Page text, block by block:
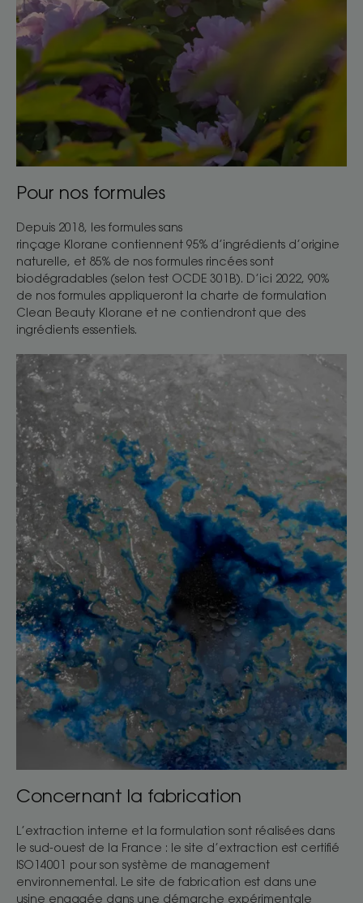
Pour nos formules
Depuis 2018, les formules sans
rinçage Klorane contiennent 95% d’ingrédients d’origine
naturelle, et 85% de nos formules rincées sont
biodégradables (selon test OCDE 301B). D’ici 2022, 90%
de nos formules appliqueront la charte de formulation
Clean Beauty Klorane et ne contiendront que des
ingrédients essentiels.
Concernant la fabrication
L’extraction interne et la formulation sont réalisées dans
le sud-ouest de la France : le site d’extraction est certifié
ISO14001 pour son système de management
environnemental. Le site de fabrication est dans une
usine engagée dans une démarche expérimentale